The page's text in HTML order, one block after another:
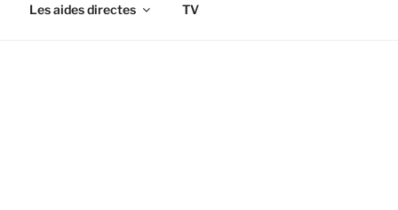
Les aides directes TV